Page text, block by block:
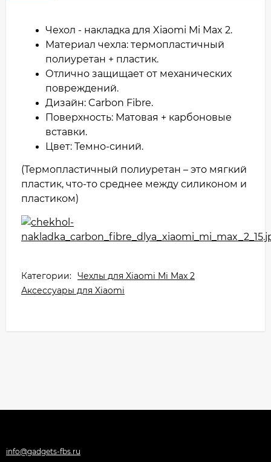
Чехол - накладка для Xiaomi Mi Max 2.
Материал чехла: термопластичный
полиуретан + пластик.
Отлично защищает от механических
повреждений.
Дизайн: Carbon Fibre.
Поверхность: Матовая + карбоновые
вставки.
Цвет: Темно-синий.
(Термопластичный полиуретан – это мягкий
пластик, что-то среднее между силиконом и
пластиком)
Категории: Чехлы для Xiaomi Mi Max 2
Аксессуары для Xiaomi
info@gadgets-fbs.ru